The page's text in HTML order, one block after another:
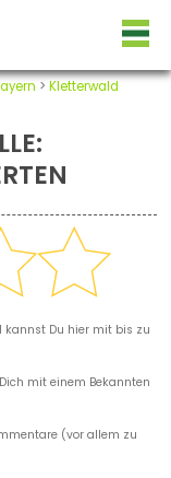
> Kletterwald
kannst Du hier mit bis zu
mit einem Bekannten
(vor allem zu